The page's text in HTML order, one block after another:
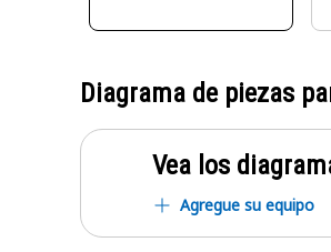
Diagrama de piezas
Vea los
Agregue su equipo